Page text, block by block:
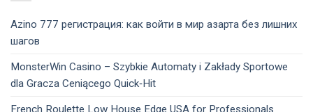
Azino 777 регистрация: как войти в мир азарта без лишних
шагов
MonsterWin Casino – Szybkie Automaty i Zakłady Sportowe
dla Gracza Ceniącego Quick‑Hit
French Roulette Low House Edge USA for Professionals